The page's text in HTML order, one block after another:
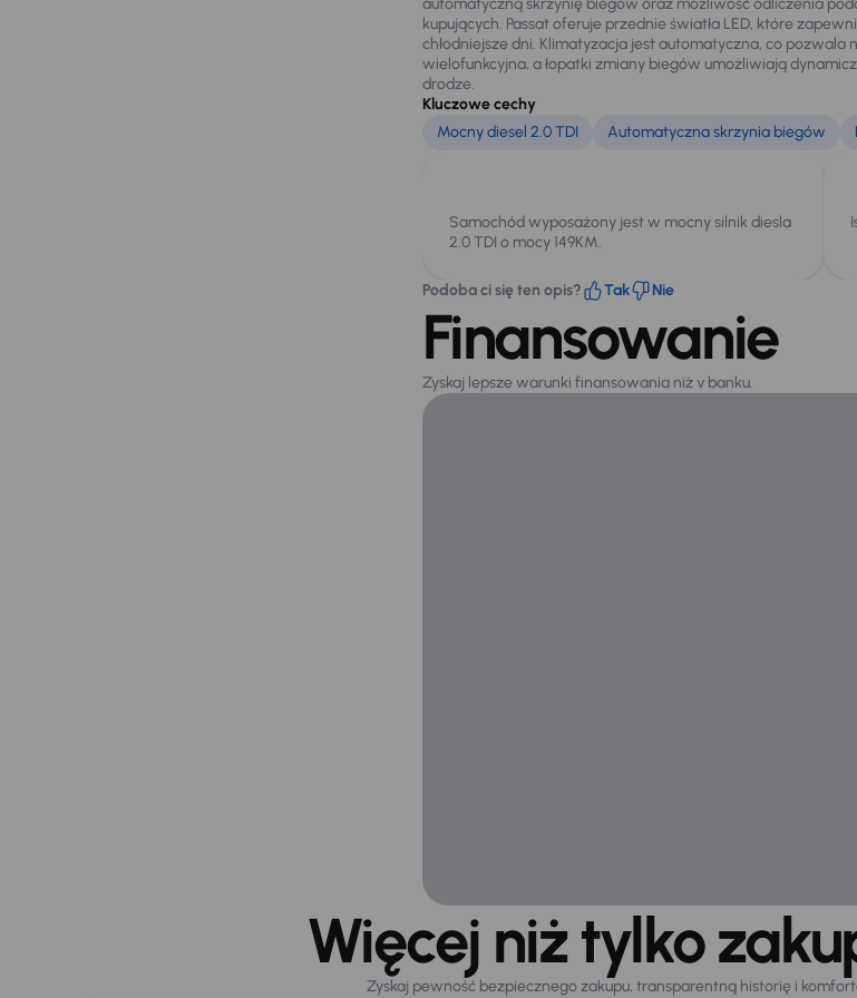
kupujących. Passat oferuje przednie światła LED, które
chłodniejsze dni. Klimatyzacja jest automatyczna, co
wielofunkcyjna, a łopatki zmiany biegów umożliwiają
drodze.
Kluczowe cechy
Mocny diesel 2.0 TDI
Automatyczna skrzynia biegów
Samochód wyposażony jest w mocny silnik diesla
2.0 TDI o mocy 149KM.
Podoba ci się ten opis? Tak Nie
Finansowanie
Zyskaj lepsze warunki finansowania niż v banku.
Więcej niż tylko
Zyskaj pewność bezpiecznego zakupu, transparentną historię i